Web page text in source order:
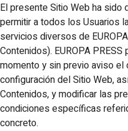
El presente Sitio Web ha sido
permitir a todos los Usuarios
servicios diversos de
Contenidos). EUROPA
momento y sin previo aviso
configuración del Sitio Web,
Contenidos, y modificar las
condiciones específicas
concreto.